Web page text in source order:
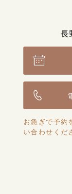
長
お急ぎで予約
い合わせくだ